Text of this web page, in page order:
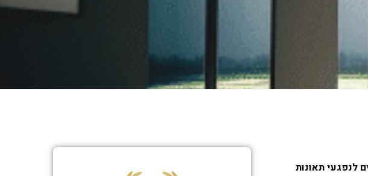
לנפגעי תאונות